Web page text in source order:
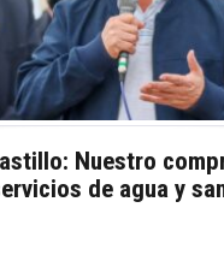
Nuestro
de agua y